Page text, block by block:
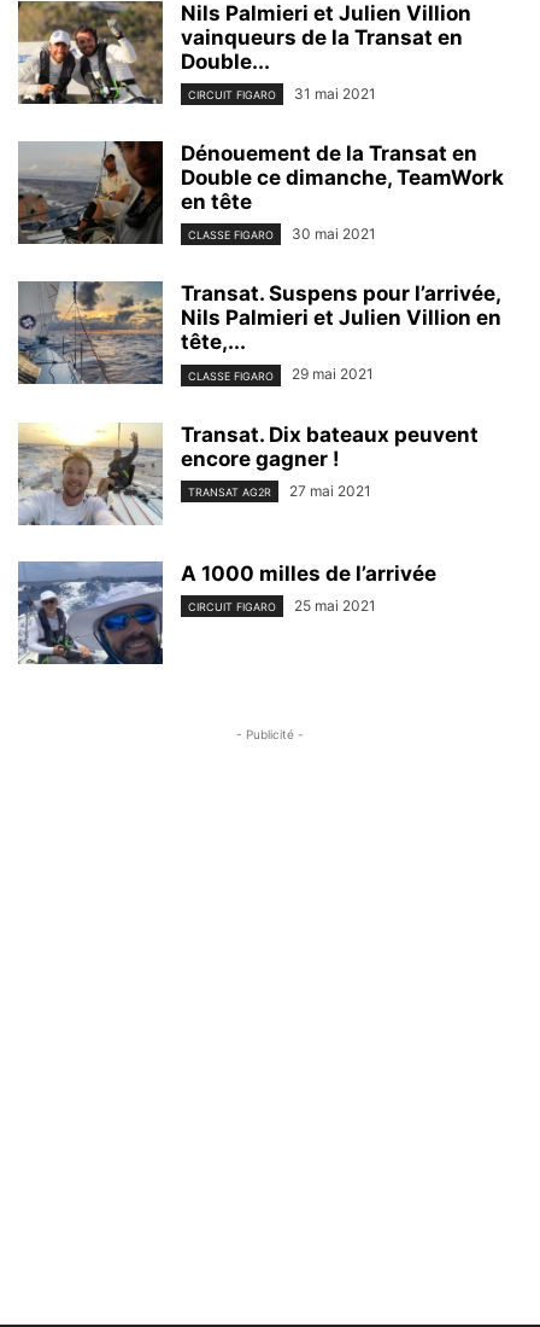
Nils Palmieri et Julien Villion
vainqueurs de la Transat en
Double...
CIRCUIT FIGARO 31 mai 2021
Dénouement de la Transat en
Double ce dimanche, TeamWork
en tête
CLASSE FIGARO 30 mai 2021
Transat. Suspens pour l’arrivée,
Nils Palmieri et Julien Villion en
tête,...
CLASSE FIGARO 29 mai 2021
Transat. Dix bateaux peuvent
encore gagner !
TRANSAT AG2R 27 mai 2021
A 1000 milles de l’arrivée
CIRCUIT FIGARO 25 mai 2021
- Publicité -